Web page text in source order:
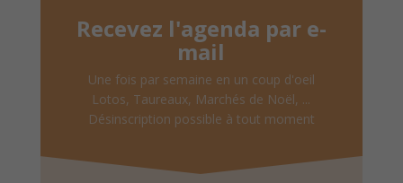
Recevez l'agenda par e-
mail
Une fois par semaine en un coup d'oeil
Lotos, Taureaux, Marchés de Noël, ...
Désinscription possible à tout moment